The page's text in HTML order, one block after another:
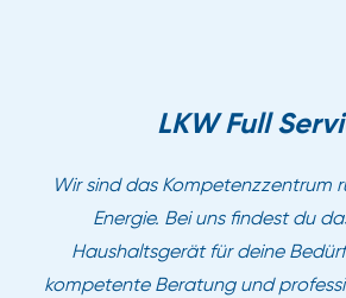
LKW Full
Wir sind das Kompetenzzentrum
Energie. Bei uns findest du
Haushaltsgerät für deine
kompetente Beratung und